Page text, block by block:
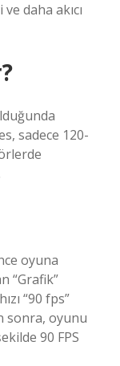
daha akıcı
sadece 120-
oyuna
“Grafik”
“90 fps”
sonra, oyunu
90 FPS